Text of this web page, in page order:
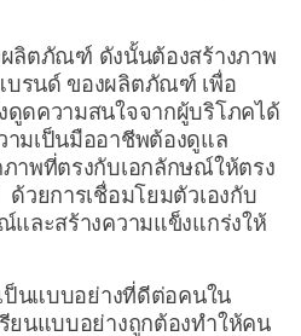
ลิตภัณฑ์ ดังนั้นต้องสร้างภาพ
รนด์ ของผลิตภัณฑ์ เพื่อ
ดความสนใจจากผู้บริโภคได้
มเป็นมืออาชีพต้องดูแล
าพที่ตรงกับเอกลักษณ์ให้ตรง
วยการเชื่อมโยมตัวเองกับ
และสร้างความแข็งแกร่งให้
ป็นแบบอย่างที่ดีต่อคนใน
ยนแบบอย่างถูกต้องทำให้คน